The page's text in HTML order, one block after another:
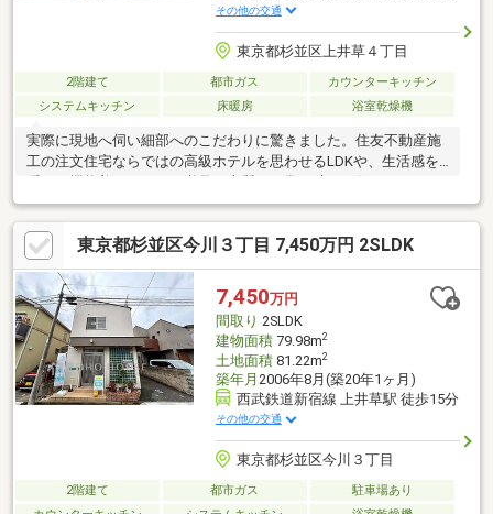
その他の交通
東京都杉並区上井草４丁目
2階建て 都市ガス
カウンターキッチン
システムキッチン
床暖房 浴室乾燥機
実際に現地へ伺い細部へのこだわりに驚きました。住友不動産施
工の注文住宅ならではの高級ホテルを思わせるLDKや、生活感を
東京都杉並区今川３丁目 7,450万円 2SLDK
7,450万円
間取り 2SLDK
建物面積79.98m2
土地面積81.22m2
築年月 2006年8月(築20年1ヶ月)
西武鉄道新宿線 上井草駅 徒歩15分
その他の交通
東京都杉並区今川３丁目
2階建て 都市ガス
駐車場あり